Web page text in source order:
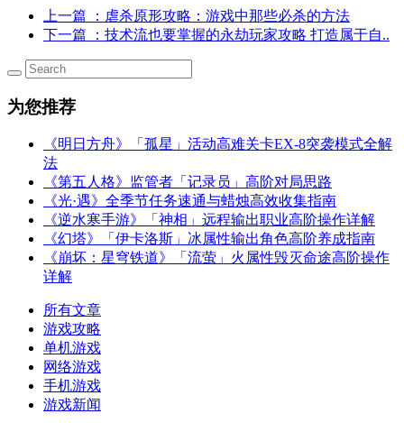
上一篇
：虐杀原形攻略：游戏中那些必杀的方法
下一篇
：技术流也要掌握的永劫玩家攻略 打造属于自..
为您推荐
《明日方舟》「孤星」活动高难关卡EX-8突袭模式全解
法
《第五人格》监管者「记录员」高阶对局思路
《光·遇》全季节任务速通与蜡烛高效收集指南
《逆水寒手游》「神相」远程输出职业高阶操作详解
《幻塔》「伊卡洛斯」冰属性输出角色高阶养成指南
《崩坏：星穹铁道》「流萤」火属性毁灭命途高阶操作
详解
所有文章
游戏攻略
单机游戏
网络游戏
手机游戏
游戏新闻